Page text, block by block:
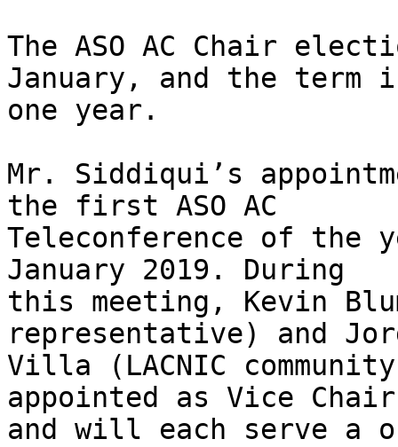
The ASO AC Chair
January, and the term
one year.
Mr. Siddiqui’s
the first ASO AC
Teleconference of the
January 2019. During
this meeting, Kevin
representative) and
Villa (LACNIC
appointed as Vice
and will each serve a